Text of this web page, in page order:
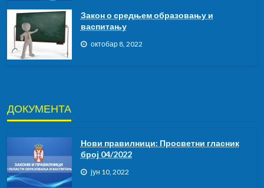
Закон о средњем образовању и
васпитању
октобар 8, 2022
ДОКУМЕНТА
Нови правилници: Просветни гласник
број 04/2022
јун 10, 2022